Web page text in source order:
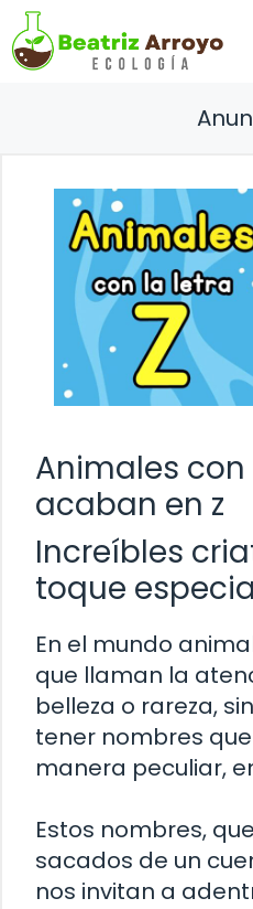
Saltar
al
contenido
Animales
acaban en z
Increíbles
toque
En el mundo
que llaman la
belleza o rareza,
tener nombres
manera peculiar,
Estos nombres,
sacados de un
nos invitan a